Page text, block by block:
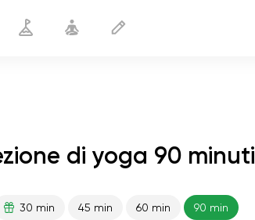
di yoga 90 minuti
30 min 45 min 60 min 90 min